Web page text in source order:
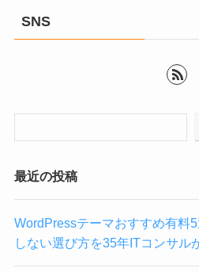
SNS
最近の投稿
WordPressテーマおすすめ有料
しない選び方を35年ITコンサル